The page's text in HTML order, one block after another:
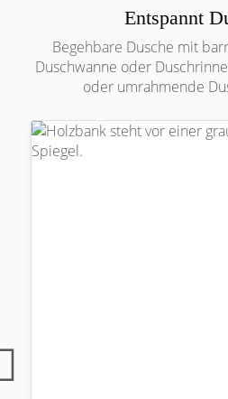
Entspannt
Begehbare Dusche mit
Duschwanne oder
oder umrahmende